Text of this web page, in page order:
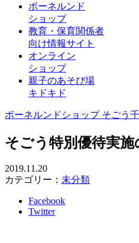
ボーネルンド
ショップ
教育・保育関係者
向け情報サイト
オンライン
ショップ
親子のあそび場
キドキド
ボーネルンドショップ そごう
そごう特別優待実
2019.11.20
カテゴリー： 未分類
Facebook
Twitter